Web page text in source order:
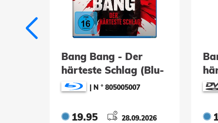
Bang Bang - Der
härteste Schlag (Blu-
ray)
| N ° 805005007
19.95 28.09.2026